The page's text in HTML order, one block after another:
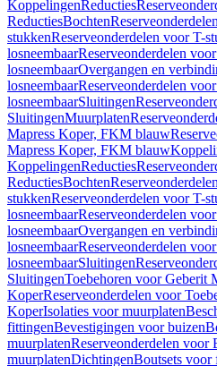
KoppelingenReducties
ReductiesBochten
stukkenReserveonderdelen voor T-
losneembaarReserveonderdelen
losneembaarOvergangen en
losneembaarReserveonderdelen
losneembaarSluitingen
SluitingenMuurplaten
Mapress Koper, FKM blauw
Mapress Koper, FKM blauw
KoppelingenReducties
ReductiesBochten
stukkenReserveonderdelen voor T-
losneembaarReserveonderdelen
losneembaarOvergangen en
losneembaarReserveonderdelen
losneembaarSluitingen
SluitingenToebehoren voor Geberit
KoperReserveonderdelen voor
KoperIsolaties voor muurplaten
fittingenBevestigingen voor buizen
muurplatenReserveonderdelen voor
muurplatenDichtingenBoutsets voor